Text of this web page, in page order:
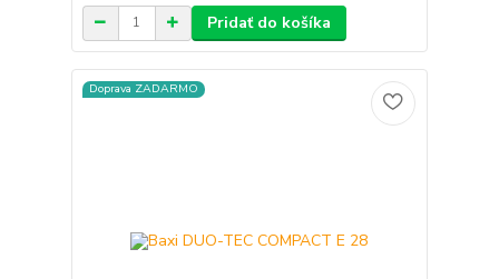
Pridať do košíka
Doprava ZADARMO